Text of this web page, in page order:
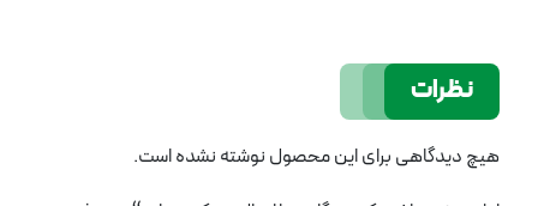
نظرات
هیچ دیدگاهی برای این محصول نوشته نشده است.